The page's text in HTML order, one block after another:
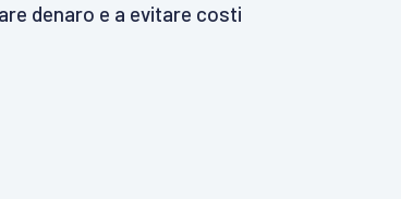
denaro e a evitare costi